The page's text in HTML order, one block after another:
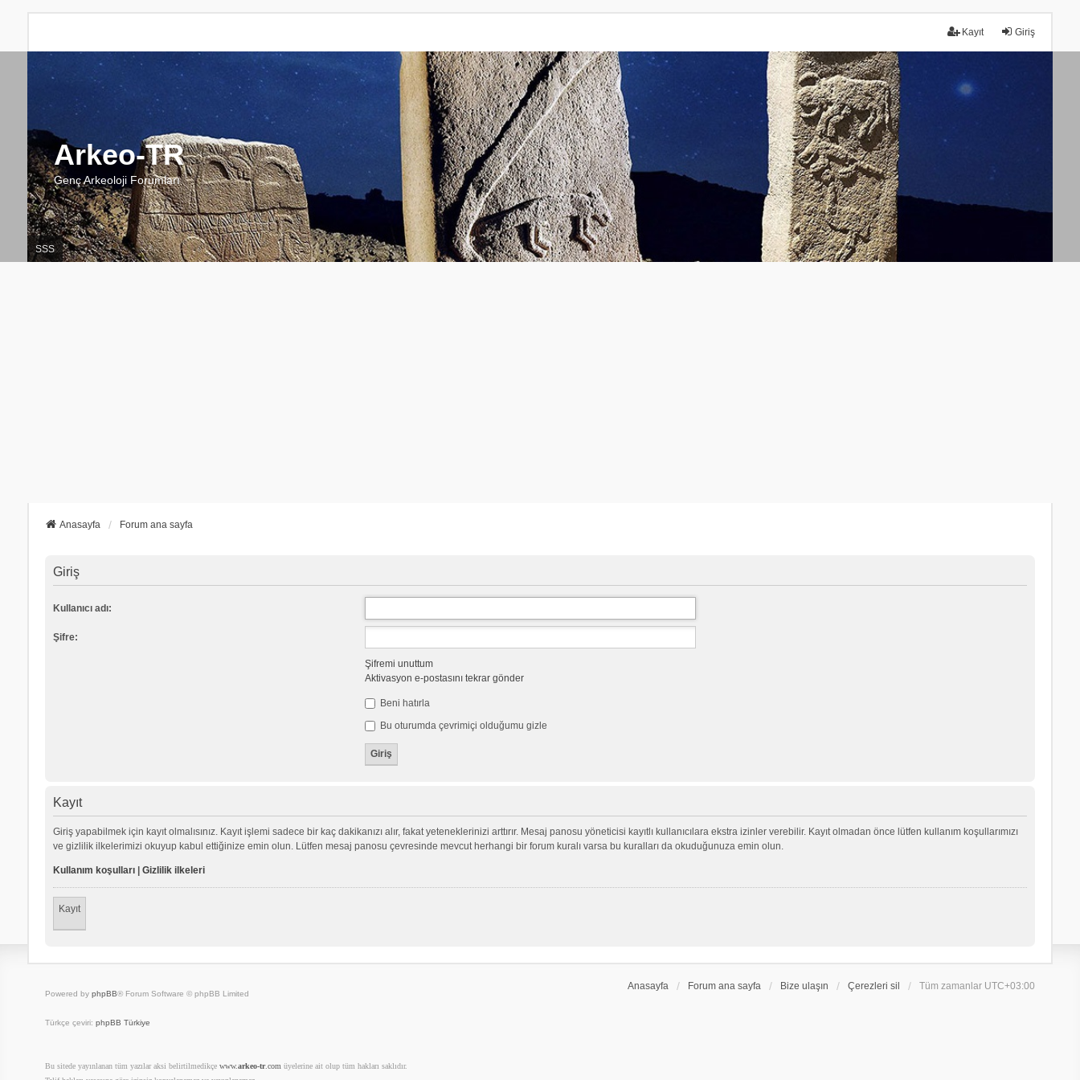
Giriş
Kayıt
Arkeo-TR
Genç Arkeoloji Forumları
SSS
Anasayfa Forum ana sayfa
Giriş
Kullanıcı adı:
Şifre:
Şifremi unuttum
Aktivasyon e-postasını tekrar gönder
Beni hatırla
Bu oturumda çevrimiçi olduğumu gizle
Kayıt
Giriş yapabilmek için kayıt olmalısınız. Kayıt işlemi sadece bir kaç dakikanızı alır, fakat yeteneklerinizi arttırır. Mesaj panosu yöneticisi kayıtlı kullanıcılara ekstra izinler verebilir. Kayıt olmadan önce lütfen kullanım koşullarımızı
ve gizlilik ilkelerimizi okuyup kabul ettiğinize emin olun. Lütfen mesaj panosu çevresinde mevcut herhangi bir forum kuralı varsa bu kuralları da okuduğunuza emin olun.
Kullanım koşulları| Gizlilik ilkeleri
Kayıt
Anasayfa Forum ana sayfa Bize ulaşın Çerezleri sil Tüm zamanlar UTC+03:00
Powered by phpBB® Forum Software © phpBB Limited
Türkçe çeviri: phpBB Türkiye
Bu sitede yayınlanan tüm yazılar aksi belirtilmedikçe www.arkeo-tr.com üyelerine ait olup tüm hakları saklıdır.